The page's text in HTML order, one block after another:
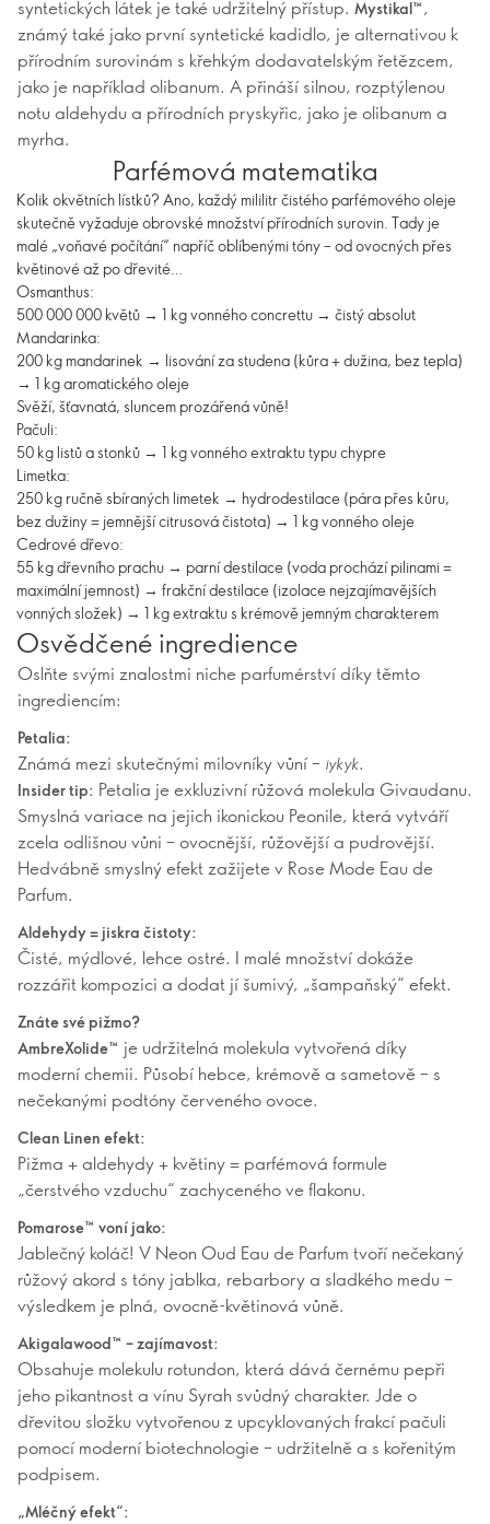
syntetických látek je také udržitelný přístup. Mystikal™,
známý také jako první syntetické kadidlo, je alternativou k
přírodním surovinám s křehkým dodavatelským řetězcem,
jako je například olibanum. A přináší silnou, rozptýlenou
notu aldehydu a přírodních pryskyřic, jako je olibanum a
myrha.
Parfémová matematika
Kolik okvětních lístků? Ano, každý mililitr čistého parfémového oleje
skutečně vyžaduje obrovské množství přírodních surovin. Tady je
malé „voňavé počítání“ napříč oblíbenými tóny – od ovocných přes
květinové až po dřevité…
Osmanthus:
500 000 000 květů → 1 kg vonného concrettu → čistý absolut
Mandarinka:
200 kg mandarinek → lisování za studena (kůra + dužina, bez tepla)
→ 1 kg aromatického oleje
Svěží, šťavnatá, sluncem prozářená vůně!
Pačuli:
50 kg listů a stonků → 1 kg vonného extraktu typu chypre
Limetka:
250 kg ručně sbíraných limetek → hydrodestilace (pára přes kůru,
bez dužiny = jemnější citrusová čistota) → 1 kg vonného oleje
Cedrové dřevo:
55 kg dřevního prachu → parní destilace (voda prochází pilinami =
maximální jemnost) → frakční destilace (izolace nejzajímavějších
vonných složek) → 1 kg extraktu s krémově jemným charakterem
Osvědčené ingredience
Oslňte svými znalostmi niche parfumérství díky těmto
ingrediencím:
Petalia:
Známá mezi skutečnými milovníky vůní – iykyk.
Insider tip: Petalia je exkluzivní růžová molekula Givaudanu.
Smyslná variace na jejich ikonickou Peonile, která vytváří
zcela odlišnou vůni – ovocnější, růžovější a pudrovější.
Hedvábně smyslný efekt zažijete v Rose Mode Eau de
Parfum.
Aldehydy = jiskra čistoty:
Čisté, mýdlové, lehce ostré. I malé množství dokáže
rozzářit kompozici a dodat jí šumivý, „šampaňský“ efekt.
Znáte své pižmo?
AmbreXolide™ je udržitelná molekula vytvořená díky
moderní chemii. Působí hebce, krémově a sametově – s
nečekanými podtóny červeného ovoce.
Clean Linen efekt:
Pižma + aldehydy + květiny = parfémová formule
„čerstvého vzduchu“ zachyceného ve flakonu.
Pomarose™ voní jako:
Jablečný koláč! V Neon Oud Eau de Parfum tvoří nečekaný
růžový akord s tóny jablka, rebarbory a sladkého medu –
výsledkem je plná, ovocně-květinová vůně.
Akigalawood™ – zajímavost:
Obsahuje molekulu rotundon, která dává černému pepři
jeho pikantnost a vínu Syrah svůdný charakter. Jde o
dřevitou složku vytvořenou z upcyklovaných frakcí pačuli
pomocí moderní biotechnologie – udržitelně a s kořenitým
podpisem.
„Mléčný efekt“: